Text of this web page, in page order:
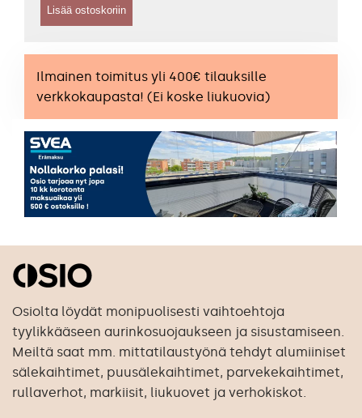
127
Antares
määrä
Lisää ostoskoriin
Ilmainen toimitus yli 400€ tilauksille
verkkokaupasta! (Ei koske liukuovia)
Osiolta löydät monipuolisesti vaihtoehtoja
tyylikkääseen aurinkosuojaukseen ja sisustamiseen.
Meiltä saat mm. mittatilaustyönä tehdyt alumiiniset
sälekaihtimet, puusälekaihtimet, parvekekaihtimet,
rullaverhot, markiisit, liukuovet ja verhokiskot.